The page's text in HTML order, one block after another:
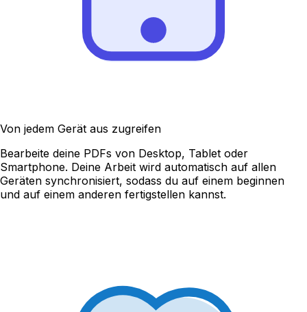
Von jedem Gerät aus zugreifen
Bearbeite deine PDFs von Desktop, Tablet oder
Smartphone. Deine Arbeit wird automatisch auf allen
Geräten synchronisiert, sodass du auf einem beginnen
und auf einem anderen fertigstellen kannst.